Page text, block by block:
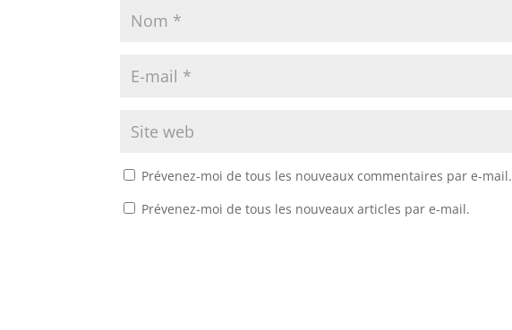
Prévenez-moi de tous les nouveaux commentaires par e-mail.
Prévenez-moi de tous les nouveaux articles par e-mail.